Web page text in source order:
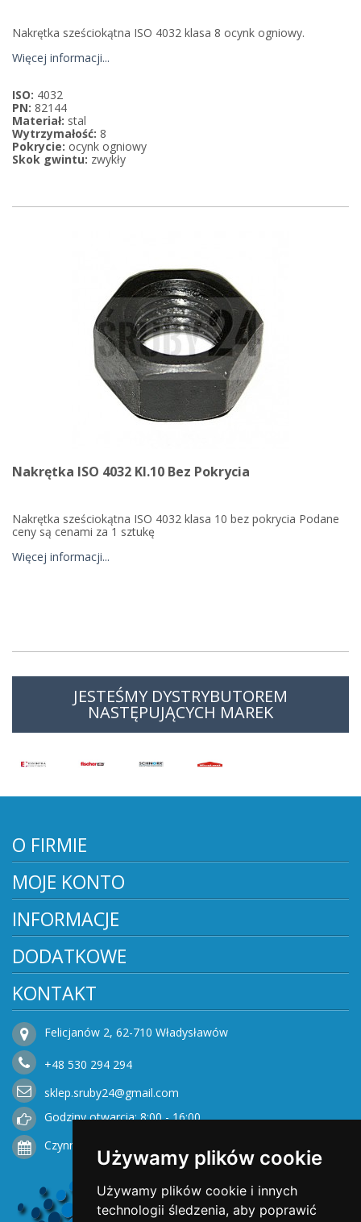
Używamy plików cookie
Używamy plików cookie i innych
technologii śledzenia, aby poprawić
Nakrętka sześciokątna ISO 4032 klasa 8 ocynk ogniowy.
Więcej informacji...
ISO: 4032
PN: 82144
Materiał: stal
Wytrzymałość: 8
Pokrycie: ocynk ogniowy
Skok gwintu: zwykły
Nakrętka ISO 4032 Kl.10 Bez Pokrycia
Nakrętka sześciokątna ISO 4032 klasa 10 bez pokrycia Podane
ceny są cenami za 1 sztukę
Więcej informacji...
JESTEŚMY DYSTRYBUTOREM
NASTĘPUJĄCYCH MAREK
O FIRMIE
MOJE KONTO
INFORMACJE
DODATKOWE
KONTAKT
Felicjanów 2, 62-710 Władysławów
+48 530 294 294
sklep.sruby24@gmail.com
Godziny otwarcia: 8:00 - 16:00
Czynne od Poniedziałku do Piątku